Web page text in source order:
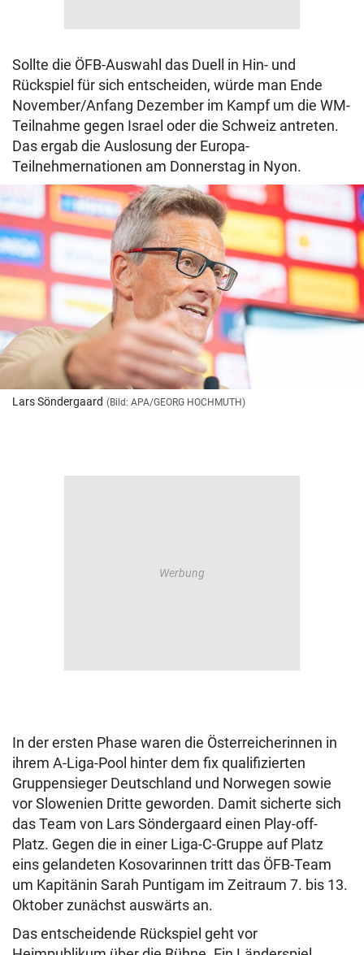
Sollte die ÖFB-Auswahl das Duell in Hin- und
Rückspiel für sich entscheiden, würde man Ende
November/Anfang Dezember im Kampf um die WM-
Teilnahme gegen Israel oder die Schweiz antreten.
Das ergab die Auslosung der Europa-
Teilnehmernationen am Donnerstag in Nyon.
Lars Söndergaard (Bild: APA/GEORG HOCHMUTH)
In der ersten Phase waren die Österreicherinnen in
ihrem A-Liga-Pool hinter dem fix qualifizierten
Gruppensieger Deutschland und Norwegen sowie
vor Slowenien Dritte geworden. Damit sicherte sich
das Team von Lars Söndergaard einen Play-off-
Platz. Gegen die in einer Liga-C-Gruppe auf Platz
eins gelandeten Kosovarinnen tritt das ÖFB-Team
um Kapitänin Sarah Puntigam im Zeitraum 7. bis 13.
Oktober zunächst auswärts an.
Das entscheidende Rückspiel geht vor